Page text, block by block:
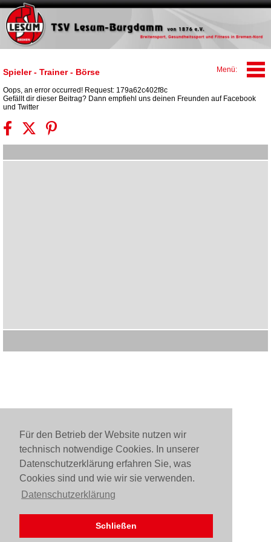
Für den Betrieb der Website nutzen wir
technisch notwendige Cookies. In unserer
Datenschutzerklärung erfahren Sie, was
Cookies sind und wie wir sie verwenden.
Datenschutzerklärung
Schließen
Spieler - Trainer - Börse
Oops, an error occurred! Request: 179a62c402f8c
Gefällt dir dieser Beitrag? Dann empfiehl uns deinen Freunden auf Facebook
und Twitter